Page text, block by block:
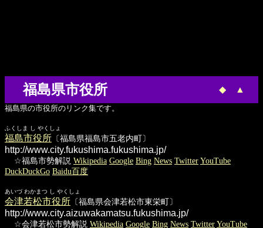
福島県市役所 ◆ ▲
福島県の市役所のリンク集です。
ふくしま し やくしょ
福島市役所 〔福島県福島市五老内町〕
http://www.city.fukushima.fukushima.jp/
☆福島市勢解説 Wikipedia Google Bing News Twitter YouTube
DuckDuckGo Baidu百度
あいづ わかまつ し やくしょ
会津若松市役所 〔福島県会津若松市東栄町〕
http://www.city.aizuwakamatsu.fukushima.jp/
☆会津若松市勢解説 Wikipedia Google Bing News Twitter YouTube